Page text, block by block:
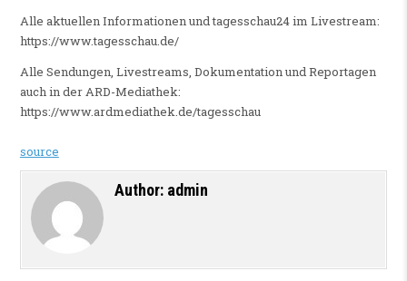
Alle aktuellen Informationen und tagesschau24 im Livestream:
https://www.tagesschau.de/
Alle Sendungen, Livestreams, Dokumentation und Reportagen
auch in der ARD-Mediathek:
https://www.ardmediathek.de/tagesschau
source
Author: admin